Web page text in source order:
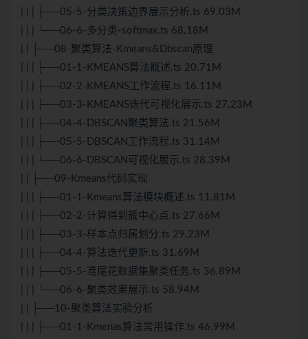
| | | ├──05-5-分类决策边界展示分析.ts 69.03M
| | | └──06-6-多分类-softmax.ts 68.18M
| | ├──08-聚类算法-Kmeans&Dbscan原理
| | | ├──01-1-KMEANS算法概述.ts 20.71M
| | | ├──02-2-KMEANS工作流程.ts 16.11M
| | | ├──03-3-KMEANS迭代可视化展示.ts 27.23M
| | | ├──04-4-DBSCAN聚类算法.ts 21.56M
| | | ├──05-5-DBSCAN工作流程.ts 31.14M
| | | └──06-6-DBSCAN可视化展示.ts 28.39M
| | ├──09-Kmeans代码实现
| | | ├──01-1-Kmeans算法模块概述.ts 11.81M
| | | ├──02-2-计算得到簇中心点.ts 27.66M
| | | ├──03-3-样本点归属划分.ts 29.23M
| | | ├──04-4-算法迭代更新.ts 31.69M
| | | ├──05-5-鸢尾花数据集聚类任务.ts 36.89M
| | | └──06-6-聚类效果展示.ts 58.94M
| | ├──10-聚类算法实验分析
| | | ├──01-1-Kmenas算法常用操作.ts 46.99M